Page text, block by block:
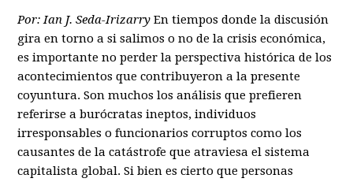
Por: Ian J. Seda-Irizarry En tiempos donde la discusión
gira en torno a si salimos o no de la crisis económica,
es importante no perder la perspectiva histórica de los
acontecimientos que contribuyeron a la presente
coyuntura. Son muchos los análisis que prefieren
referirse a burócratas ineptos, individuos
irresponsables o funcionarios corruptos como los
causantes de la catástrofe que atraviesa el sistema
capitalista global. Si bien es cierto que personas